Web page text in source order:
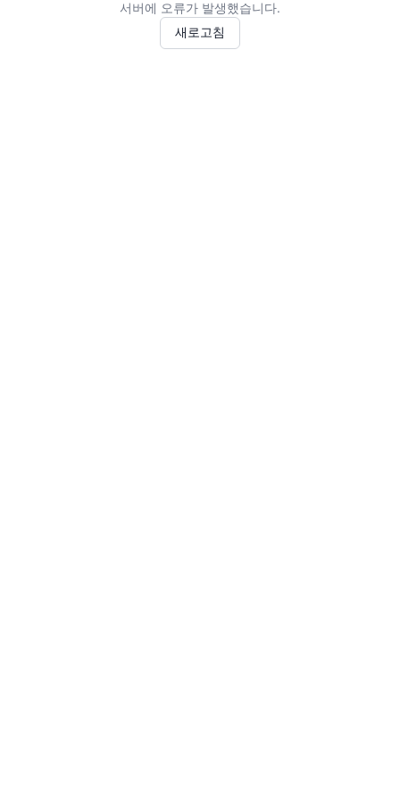
서버에 오류가 발생했습니다.
새로고침